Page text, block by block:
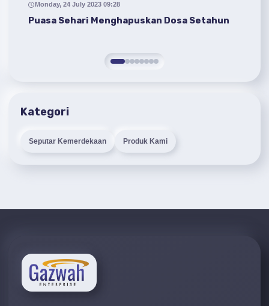
Monday, 24 July 2023 09:28
Puasa Sehari Menghapuskan Dosa Setahun
Kategori
Seputar Kemerdekaan Produk Kami